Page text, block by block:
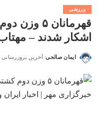
ورزشی
قهرمانان
اشکار شدند –
ایمان صالحی آخرین بروزرسانی :